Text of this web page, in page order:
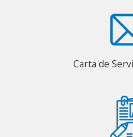
Carta de